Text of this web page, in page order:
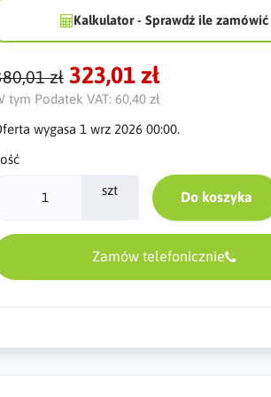
Kalkulator - Sprawdź ile zamówić
zł 323,01 zł
tym Podatek VAT: 60,40 zł
wygasa 1 wrz 2026 00:00.
szt Do koszyka
Zamów telefonicznie